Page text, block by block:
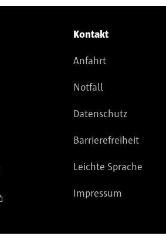
Kontakt
Anfahrt
Notfall
Datenschutz
Barrierefreiheit
Leichte Sprache
Impressum